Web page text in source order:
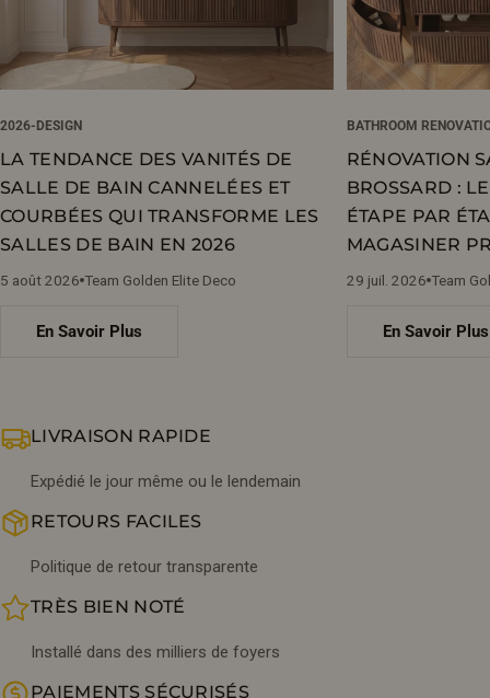
2026-DESIGN
LA TENDANCE DES VANITÉS DE
SALLE DE BAIN CANNELÉES ET
COURBÉES QUI TRANSFORME LES
SALLES DE BAIN EN 2026
5 août 2026 Team Golden Elite Deco
En Savoir Plus
BATHROOM
RÉNOVATION
BROSSARD :
ÉTAPE PAR
MAGASINER
29 juil. 2026 Team
En Savoir Plus
LIVRAISON RAPIDE
Expédié le jour même ou le lendemain
RETOURS FACILES
Politique de retour transparente
TRÈS BIEN NOTÉ
Installé dans des milliers de foyers
PAIEMENTS SÉCURISÉS